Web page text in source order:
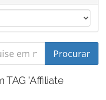
TAG 'Affiliate